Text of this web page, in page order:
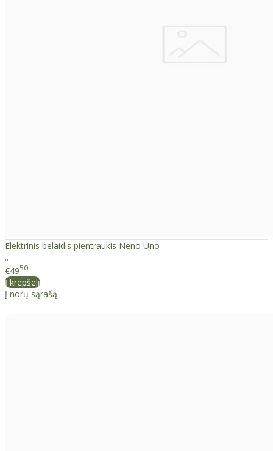
Elektrinis belaidis pientraukis Neno Uno
..
€4950
Į krepšelį
Į norų sąrašą